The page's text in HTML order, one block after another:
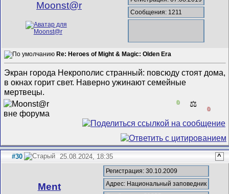
Mооnst@r
Сообщения: 1211
Re: Heroes of Might & Magic: Olden Era
Экран города Некрополис странный: повсюду стоят дома,
в окнах горит свет. Наверно ужинают семейные
мертвецы.
0 ⚖️
0
#30 25.08.2024, 18:35 ^
Ment
Регистрация: 30.10.2009
Адрес: Национальный заповедник